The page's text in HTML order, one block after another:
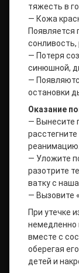
тяжесть в
— Кожа
Появляется
— Потеря
синюшной,
—
остановки
Оказание
— Вынесите
реанимацию.
— Уложите
разотрите
ватку с
— Вызовите
При утечке
немедленно
вместе с
оберегая
детей и